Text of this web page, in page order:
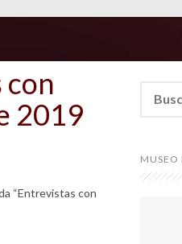
con
2019
“Entrevistas con
MUSEO